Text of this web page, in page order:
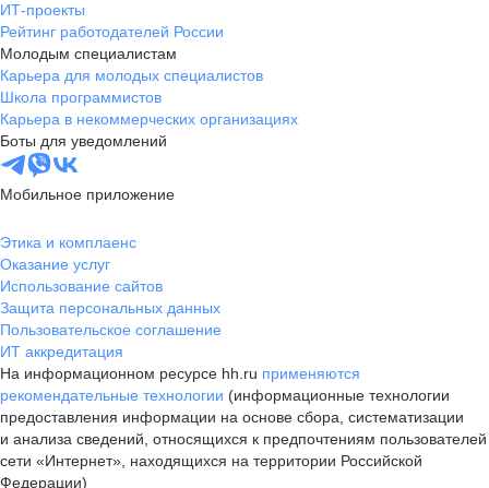
ИТ-проекты
Рейтинг работодателей России
Молодым специалистам
Карьера для молодых специалистов
Школа программистов
Карьера в некоммерческих организациях
Боты для уведомлений
Мобильное приложение
Этика и комплаенс
Оказание услуг
Использование сайтов
Защита персональных данных
Пользовательское соглашение
ИТ аккредитация
На информационном ресурсе hh.ru применяются
рекомендательные технологии (информационные технологии
предоставления информации на основе сбора, систематизации
и анализа сведений, относящихся к предпочтениям пользователей
сети «Интернет», находящихся на территории Российской
Федерации)